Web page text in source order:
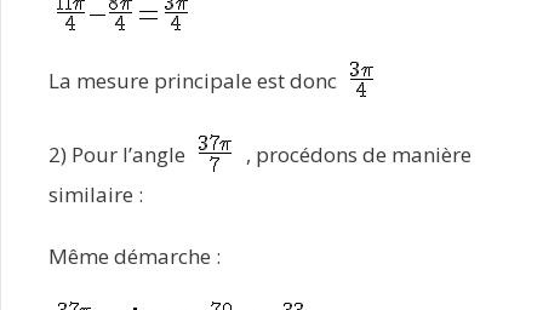
La mesure principale est donc
2) Pour l’angle
, procédons de manière
similaire :
Même démarche :